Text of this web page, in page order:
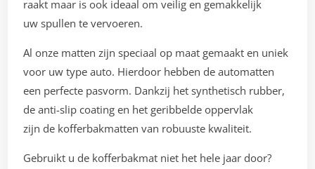
raakt maar is ook ideaal om veilig en gemakkelijk
uw spullen te vervoeren.
Al onze matten zijn speciaal op maat gemaakt en uniek
voor uw type auto. Hierdoor hebben de automatten
een perfecte pasvorm. Dankzij het synthetisch rubber,
de anti-slip coating en het geribbelde oppervlak
zijn de kofferbakmatten van robuuste kwaliteit.
Gebruikt u de kofferbakmat niet het hele jaar door?